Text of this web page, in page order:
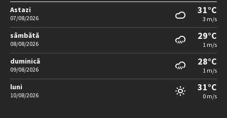
Astazi
07/08/2026
31°C
3 m/s
sâmbătă
08/08/2026
29°C
1 m/s
duminică
09/08/2026
28°C
1 m/s
luni
10/08/2026
31°C
0 m/s